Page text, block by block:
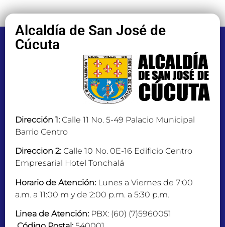
Alcaldía de San José de
Cúcuta
Dirección 1: Calle 11 No. 5-49 Palacio Municipal
Barrio Centro
Direccion 2: Calle 10 No. 0E-16 Edificio Centro
Empresarial Hotel Tonchalá
Horario de Atención: Lunes a Viernes de 7:00
a.m. a 11:00 m y de 2:00 p.m. a 5:30 p.m.
Linea de Atención: PBX: (60) (7)5960051